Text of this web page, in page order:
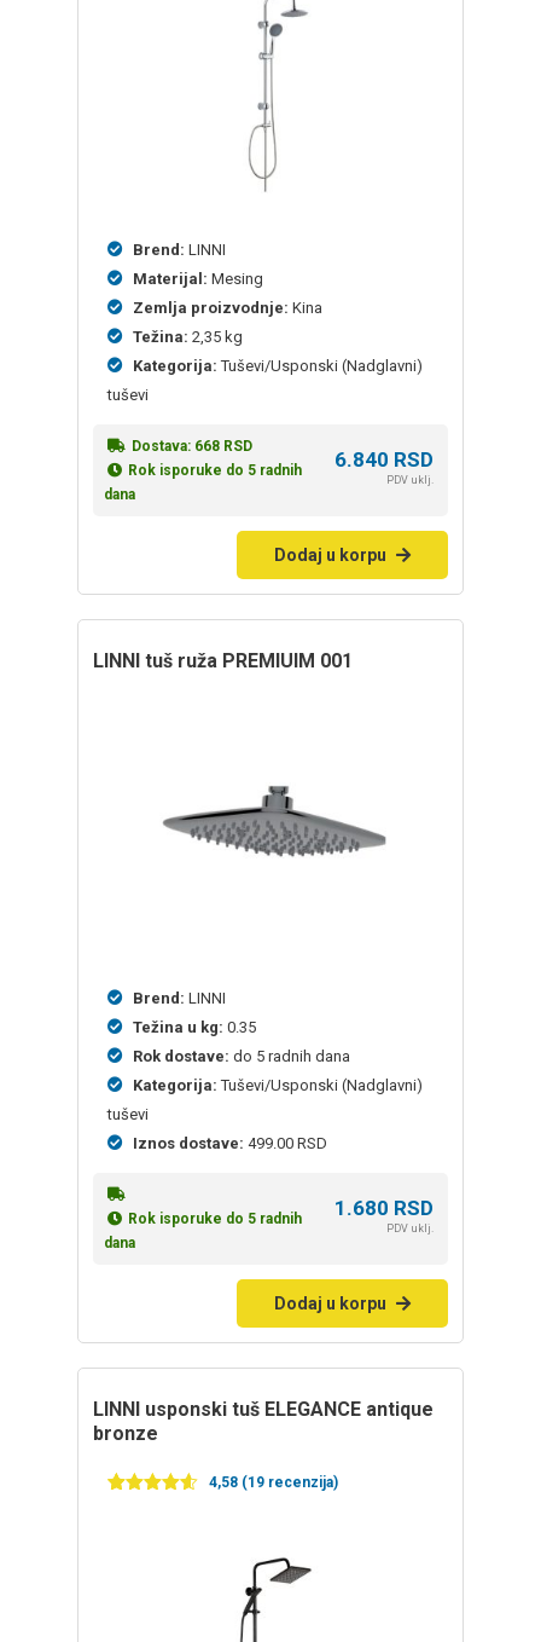
Brend: LINNI
Materijal: Mesing
Zemlja proizvodnje: Kina
Težina: 2,35 kg
Kategorija: Tuševi/Usponski (Nadglavni)
tuševi
Dostava: 668 RSD
Rok isporuke do 5 radnih
dana
6.840 RSD
PDV uklj.
Dodaj u korpu
LINNI tuš ruža PREMIUIM 001
Brend: LINNI
Težina u kg: 0.35
Rok dostave: do 5 radnih dana
Kategorija: Tuševi/Usponski (Nadglavni)
tuševi
Iznos dostave: 499.00 RSD
Rok isporuke do 5 radnih
dana
1.680 RSD
PDV uklj.
Dodaj u korpu
LINNI usponski tuš ELEGANCE antique
bronze
4,58 (19 recenzija)